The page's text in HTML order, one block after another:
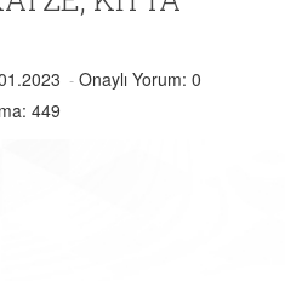
Onaylı Yorum: 0
449